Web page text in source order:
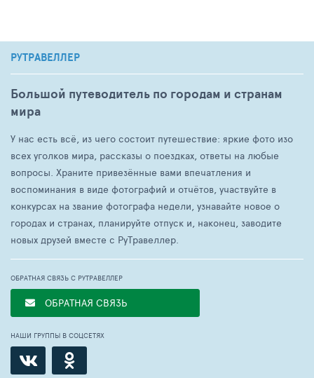
РУТРАВЕЛЛЕР
Большой путеводитель по городам и странам
мира
У нас есть всё, из чего состоит путешествие: яркие фото изо
всех уголков мира, рассказы о поездках, ответы на любые
вопросы. Храните привезённые вами впечатления и
воспоминания в виде фотографий и отчётов, участвуйте в
конкурсах на звание фотографа недели, узнавайте новое о
городах и странах, планируйте отпуск и, наконец, заводите
новых друзей вместе с РуТравеллер.
ОБРАТНАЯ СВЯЗЬ С РУТРАВЕЛЛЕР
ОБРАТНАЯ СВЯЗЬ
НАШИ ГРУППЫ В СОЦСЕТЯХ